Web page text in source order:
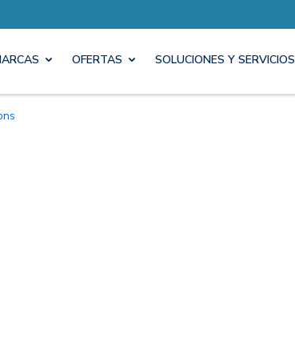
OFERTAS SOLUCIONES Y SERVICIOS